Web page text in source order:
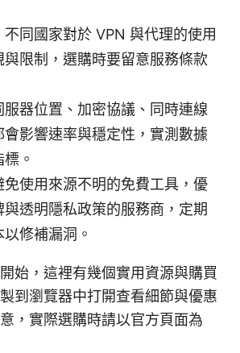
不同國家對於 VPN 與代理的使用
與限制，選購時要留意服務條款
器位置、加密協議、同時連線
影響速率與穩定性，實測數據
。
免使用來源不明的免費工具，優
與透明隱私政策的服務商，定期
修補漏洞。
始，這裡有幾個實用資源與購買
到瀏覽器中打開查看細節與優惠
意，實際選購時請以官方頁面為